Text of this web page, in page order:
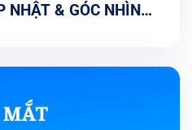
NHẬT & GÓC NHÌN